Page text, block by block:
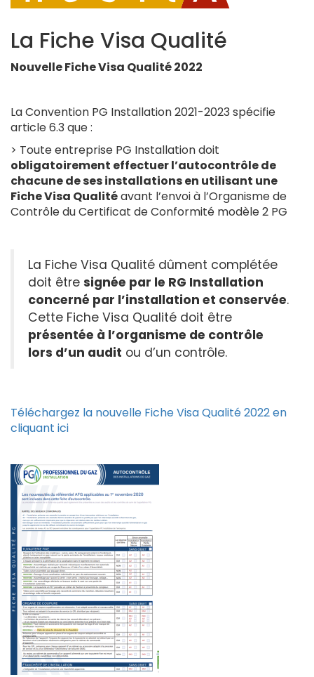
La Fiche Visa Qualité
Nouvelle Fiche Visa Qualité 2022
La Convention PG Installation 2021-2023 spécifie
article 6.3 que :
> Toute entreprise PG Installation doit
obligatoirement effectuer l’autocontrôle de
chacune de ses installations en utilisant une
Fiche Visa Qualitéavant l’envoi à l’Organisme de
Contrôle du Certificat de Conformité modèle 2 PG
La Fiche Visa Qualité dûment complétée
doit être signée par le RG Installation
concerné par l’installation et conservée.
Cette Fiche Visa Qualité doit être
présentée à l’organisme de contrôle
lors d’un audit ou d’un contrôle.
Téléchargez la nouvelle Fiche Visa Qualité 2022 en
cliquant ici